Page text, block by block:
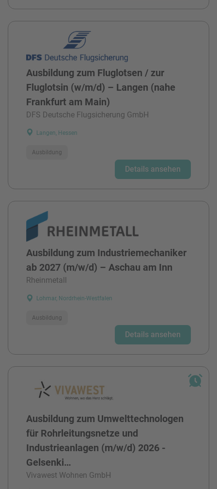
Ausbildung zum Fluglotsen / zur
Fluglotsin (w/m/d) – Langen (nahe
Frankfurt am Main)
DFS Deutsche Flugsicherung GmbH
Langen, Hessen
Ausbildung
Details ansehen
Ausbildung zum Industriemechaniker
ab 2027 (m/w/d) – Aschau am Inn
Rheinmetall
Lohmar, Nordrhein-Westfalen
Ausbildung
Details ansehen
Ausbildung zum Umwelttechnologen
für Rohrleitungsnetze und
Industrieanlagen (m/w/d) 2026 -
Gelsenki…
Vivawest Wohnen GmbH